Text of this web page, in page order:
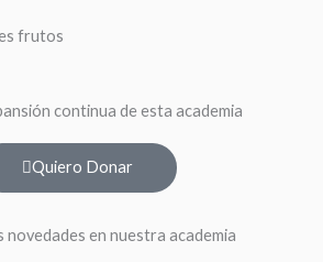
frutos
continua de esta academia
Quiero Donar
novedades en nuestra academia